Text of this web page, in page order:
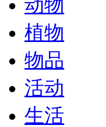
动物
植物
物品
活动
生活